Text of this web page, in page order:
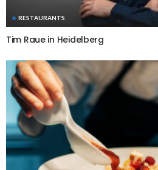
RESTAURANTS
Tim Raue in Heidelberg